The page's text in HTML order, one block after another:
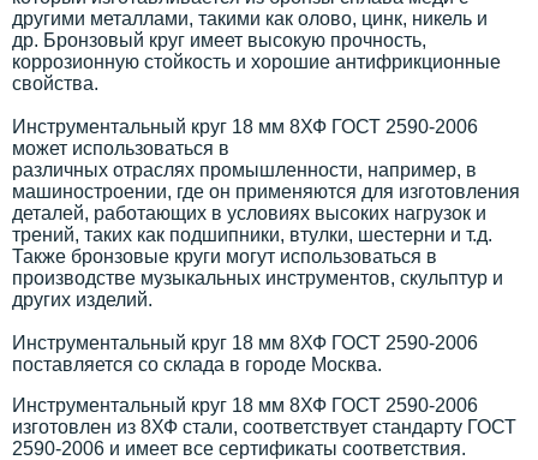
другими металлами, такими как олово, цинк, никель и
др. Бронзовый круг имеет высокую прочность,
коррозионную стойкость и хорошие антифрикционные
свойства.
Инструментальный круг 18 мм 8ХФ ГОСТ 2590-2006
может использоваться в
различных отраслях промышленности, например, в
машиностроении, где он применяются для изготовления
деталей, работающих в условиях высоких нагрузок и
трений, таких как подшипники, втулки, шестерни и т.д.
Также бронзовые круги могут использоваться в
производстве музыкальных инструментов, скульптур и
других изделий.
Инструментальный круг 18 мм 8ХФ ГОСТ 2590-2006
поставляется со склада в городе Москва.
Инструментальный круг 18 мм 8ХФ ГОСТ 2590-2006
изготовлен из 8ХФ стали, соответствует стандарту ГОСТ
2590-2006 и имеет все сертификаты соответствия.